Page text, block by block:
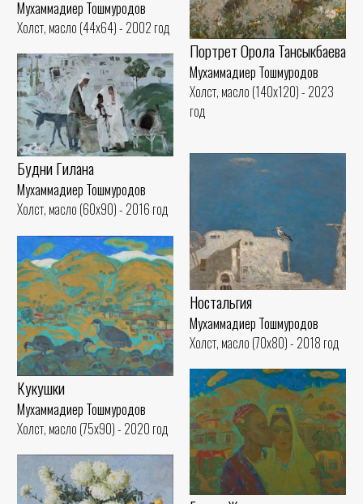
Портрет Орола Тансыкбаева
Мухаммадиер Тошмуродов
Холст, масло (140x120) - 2023
год
Мухаммадиер Тошмуродов
Холст, масло (44x64) - 2002 год
Будни Гилана
Мухаммадиер Тошмуродов
Холст, масло (60x90) - 2016 год
Ностальгия
Мухаммадиер Тошмуродов
Холст, масло (70x80) - 2018 год
Кукушки
Мухаммадиер Тошмуродов
Холст, масло (75x90) - 2020 год